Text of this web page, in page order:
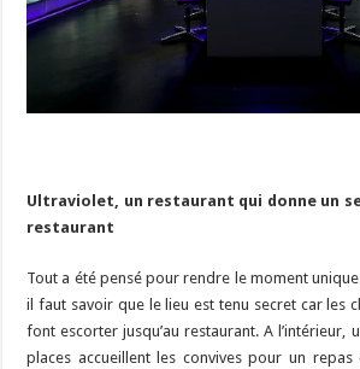
Ultraviolet, un restaurant qui donne un
restaurant
Tout a été pensé pour rendre le moment
il faut savoir que le lieu est tenu secret car les
font escorter jusqu’au restaurant. A l’intérieur,
places accueillent les convives pour un